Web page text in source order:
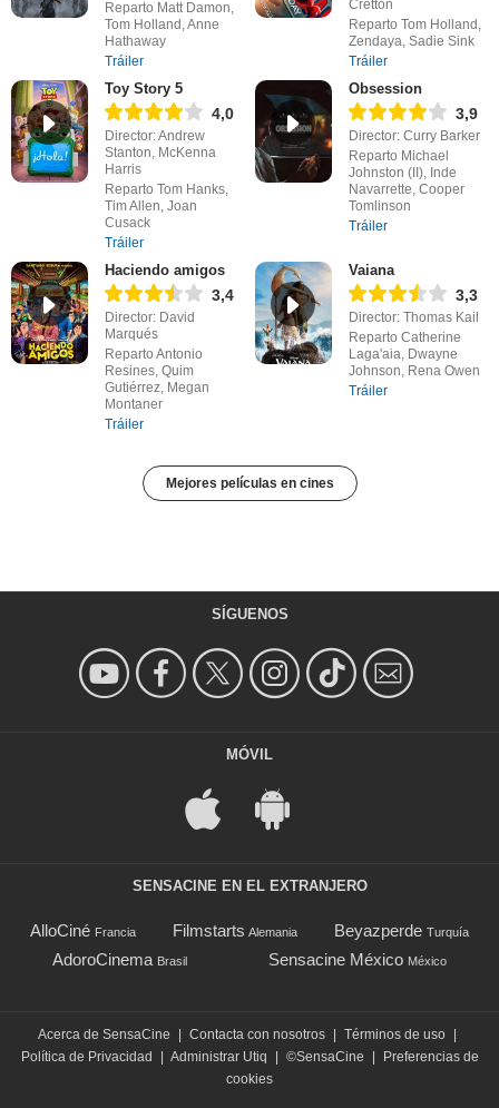
Reparto Matt Damon,
Tom Holland, Anne
Hathaway
Tráiler
Cretton
Reparto Tom Holland,
Zendaya, Sadie Sink
Tráiler
Toy Story 5
4,0
Director: Andrew
Stanton, McKenna
Harris
Reparto Tom Hanks,
Tim Allen, Joan
Cusack
Tráiler
Obsession
3,9
Director: Curry Barker
Reparto Michael
Johnston (II), Inde
Navarrette, Cooper
Tomlinson
Tráiler
Haciendo amigos
3,4
Director: David
Marqués
Reparto Antonio
Resines, Quim
Gutiérrez, Megan
Montaner
Tráiler
Vaiana
3,3
Director: Thomas Kail
Reparto Catherine
Laga'aia, Dwayne
Johnson, Rena Owen
Tráiler
Mejores películas en cines
SÍGUENOS
MÓVIL
SENSACINE EN EL EXTRANJERO
AlloCiné Francia Filmstarts Alemania Beyazperde Turquía
AdoroCinema Brasil Sensacine México México
Acerca de SensaCine | Contacta con nosotros | Términos de uso |
Política de Privacidad
| Administrar Utiq | ©SensaCine |
Preferencias de
cookies